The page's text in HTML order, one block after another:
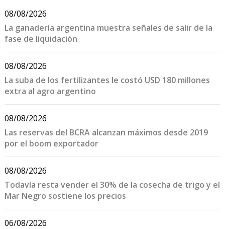
08/08/2026
La ganadería argentina muestra señales de salir de la
fase de liquidación
08/08/2026
La suba de los fertilizantes le costó USD 180 millones
extra al agro argentino
08/08/2026
Las reservas del BCRA alcanzan máximos desde 2019
por el boom exportador
08/08/2026
Todavía resta vender el 30% de la cosecha de trigo y el
Mar Negro sostiene los precios
06/08/2026